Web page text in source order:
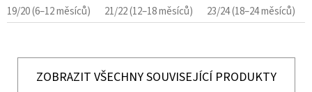
19/20 (6–12 měsíců) 21/22 (12–18 měsíců) 23/24 (18–24 měsíců)
ZOBRAZIT VŠECHNY SOUVISEJÍCÍ PRODUKTY